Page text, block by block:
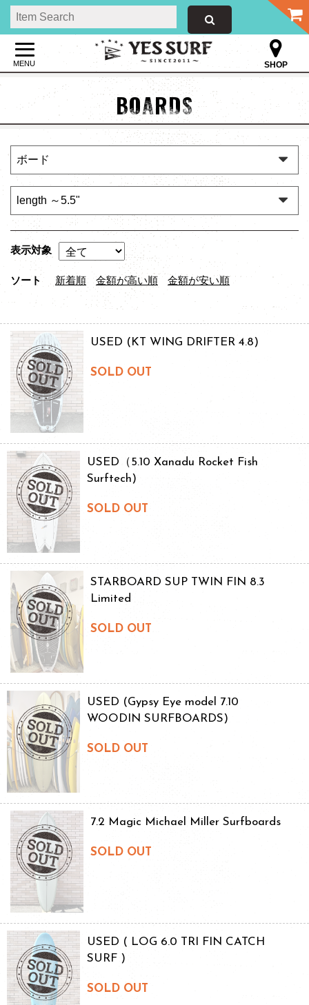
MENU SHOP
BOARDS
表示対象
ソート 新着順 金額が高い順 金額が安い順
USED (KT WING DRIFTER 4.8)
SOLD OUT
USED（5.10 Xanadu Rocket Fish
Surftech)
SOLD OUT
STARBOARD SUP TWIN FIN 8.3
Limited
SOLD OUT
USED (Gypsy Eye model 7.10
WOODIN SURFBOARDS)
SOLD OUT
7.2 Magic Michael Miller Surfboards
SOLD OUT
USED ( LOG 6.0 TRI FIN CATCH
SURF )
SOLD OUT